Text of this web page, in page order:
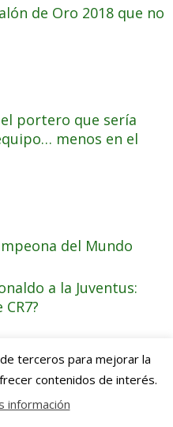
de Oro 2018 que no
portero que sería
menos en el
del Mundo
a la Juventus:
Savic, el crack en
suspiran
terceros para mejorar la
contenidos de interés.
información